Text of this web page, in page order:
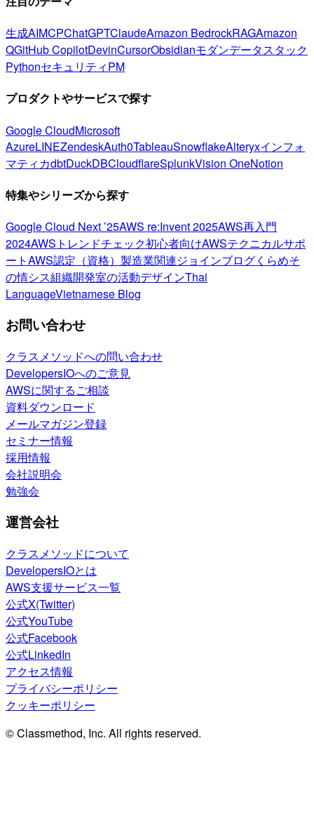
生成AIMCPChatGPTClaudeAmazon BedrockRAGAmazon
QGitHub CopilotDevinCursorObsidianモダンデータスタック
PythonセキュリティPM
プロダクトやサービスで探す
Google CloudMicrosoft
AzureLINEZendeskAuth0TableauSnowflakeAlteryxインフォ
マティカdbtDuckDBCloudflareSplunkVision OneNotion
特集やシリーズから探す
Google Cloud Next ’25AWS re:Invent 2025AWS再入門
2024AWSトレンドチェック初心者向けAWSテクニカルサポ
ートAWS認定（資格） 製造業関連ジョインブログくらめそ
の情シス組織開発室の活動デザインThai
LanguageVietnamese Blog
お問い合わせ
クラスメソッドへの問い合わせ
DevelopersIOへのご意見
AWSに関するご相談
資料ダウンロード
メールマガジン登録
セミナー情報
採用情報
会社説明会
勉強会
運営会社
クラスメソッドについて
DevelopersIOとは
AWS支援サービス一覧
公式X(Twitter)
公式YouTube
公式Facebook
公式LinkedIn
アクセス情報
プライバシーポリシー
クッキーポリシー
© Classmethod, Inc. All rights reserved.